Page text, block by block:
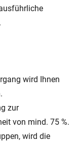
.
wird Ihnen
zur
von mind. 75 %.
wird die